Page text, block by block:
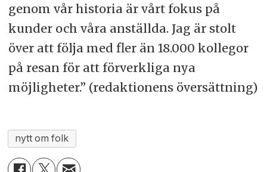
genom vår historia är vårt fokus på
kunder och våra anställda. Jag är stolt
över att följa med fler än 18.000 kollegor
på resan för att förverkliga nya
möjligheter.” (redaktionens översättning)
nytt om folk